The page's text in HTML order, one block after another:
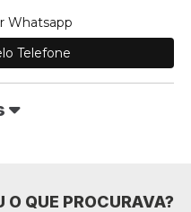
Whatsapp
Telefone
O QUE PROCURAVA?